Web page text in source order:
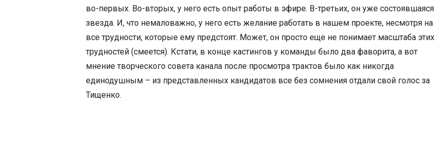
во-первых. Во-вторых, у него есть опыт работы в эфире. В-третьих, он уже состоявшаяся
звезда. И, что немаловажно, у него есть желание работать в нашем проекте, несмотря на
все трудности, которые ему предстоят. Может, он просто еще не понимает масштаба этих
трудностей (смеется). Кстати, в конце кастингов у команды было два фаворита, а вот
мнение творческого совета канала после просмотра трактов было как никогда
единодушным – из представленных кандидатов все без сомнения отдали свой голос за
Тищенко.